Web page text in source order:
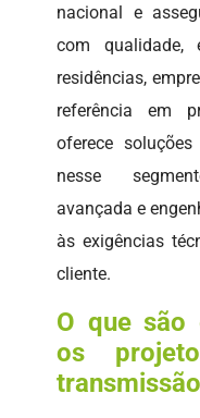
nacional e
com qualidade,
residências,
referência em
oferece
nesse
avançada e
às exigências
cliente.
O que são
os
transmissão